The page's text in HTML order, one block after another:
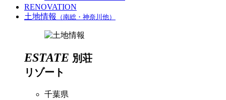
RENOVATION
土地情報
（南総・神奈川他）
ESTATE 別荘
リゾート
千葉県